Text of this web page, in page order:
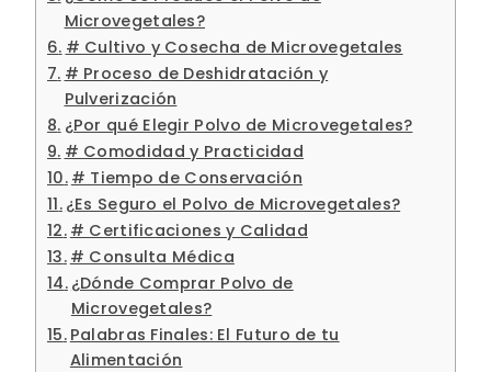
Microvegetales?
# Cultivo y Cosecha de Microvegetales
# Proceso de Deshidratación y
Pulverización
¿Por qué Elegir Polvo de Microvegetales?
# Comodidad y Practicidad
# Tiempo de Conservación
¿Es Seguro el Polvo de Microvegetales?
# Certificaciones y Calidad
# Consulta Médica
¿Dónde Comprar Polvo de
Microvegetales?
Palabras Finales: El Futuro de tu
Alimentación